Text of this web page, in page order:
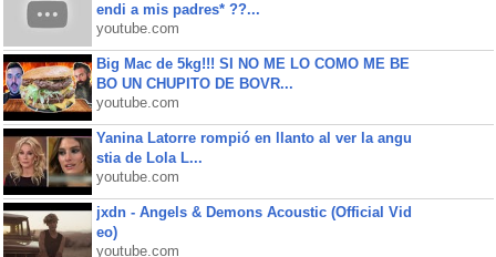
endi a mis padres* ??...
youtube.com
Big Mac de 5kg!!! SI NO ME LO COMO ME BE
BO UN CHUPITO DE BOVR...
youtube.com
Yanina Latorre rompió en llanto al ver la angu
stia de Lola L...
youtube.com
jxdn - Angels & Demons Acoustic (Official Vid
eo)
youtube.com